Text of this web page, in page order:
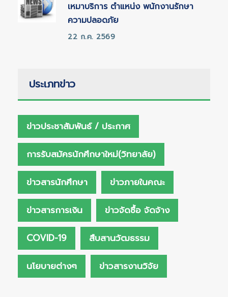
เหมาบริการ ตำแหน่ง พนักงานรักษา
ความปลอดภัย
22 ก.ค. 2569
ประเภทข่าว
ข่าวประชาสัมพันธ์ / ประกาศ
การรับสมัครนักศึกษาใหม่(วิทยาลัย)
ข่าวสารนักศึกษา ข่าวภายในคณะ
ข่าวสารการเงิน ข่าวจัดซื้อ จัดจ้าง
COVID-19 สืบสานวัฒธรรม
นโยบายต่างๆ ข่าวสารงานวิจัย